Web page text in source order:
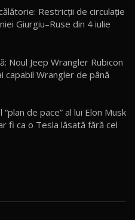
mai Performant și Confortabil
în Moldova / AutoBlog.MD
Puternic Defender Testat în
2025! Mai ieftin și mai
AutoBlog.MD
Restricții de circulație
Giurgiu–Ruse din 4 iulie
Noul Jeep Wrangler Rubicon
capabil Wrangler de până
de pace” al lui Elon Musk
fi ca o Tesla lăsată fără cel